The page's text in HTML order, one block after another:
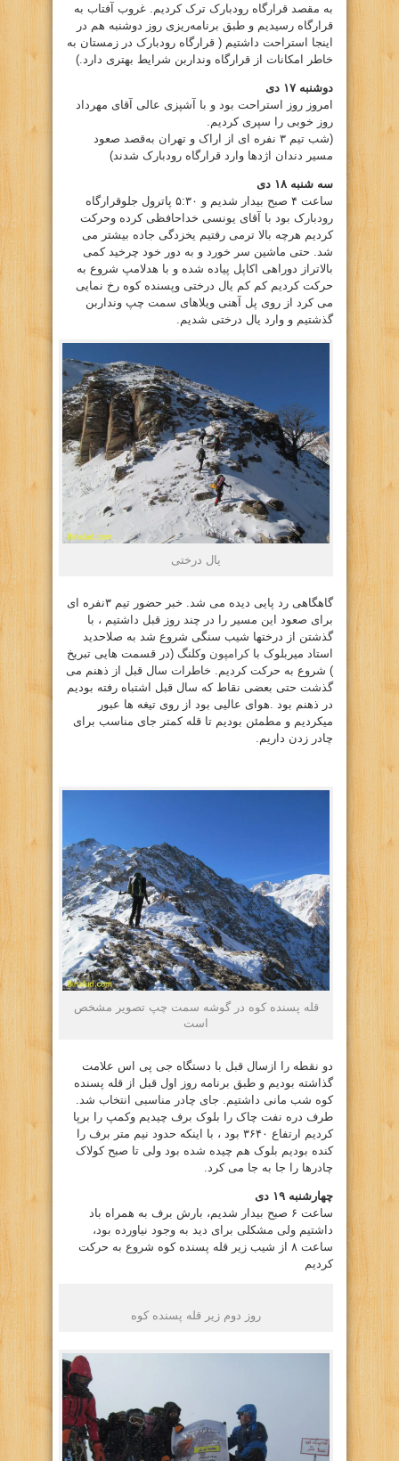
به مقصد قرارگاه رودبارک ترک کردیم. غروب آفتاب به
قرارگاه رسیدیم و طبق برنامه‌ریزی روز دوشنبه هم در
اینجا استراحت داشتیم ( قرارگاه رودبارک در زمستان به
خاطر امکانات از قرارگاه ونداربن شرایط بهتری دارد.)
دوشنبه ۱۷ دی
امروز روز استراحت بود و با آشپزی عالی آقای مهرداد
روز خوبی را سپری کردیم.
(شب تیم ۳ نفره ای از اراک و تهران به‌قصد صعود
مسیر دندان اژدها وارد قرارگاه رودبارک شدند)
سه شنبه ۱۸ دی
ساعت ۴ صبح بیدار شدیم و ۵:۳۰ پاترول جلوقرارگاه
رودبارک بود با آقای یونسی خداحافظی کرده وحرکت
کردیم هرچه بالا ترمی رفتیم یخزدگی جاده بیشتر می
شد. حتی ماشین سر خورد و به دور خود چرخید کمی
بالاتراز دوراهی اکاپل پیاده شده و با هدلامپ شروع به
حرکت کردیم کم کم یال درختی وپسنده کوه رخ نمایی
می کرد از روی پل آهنی ویلاهای سمت چپ ونداربن
گذشتیم و وارد یال درختی شدیم.
یال درختی
گاهگاهی رد پایی دیده می شد. خبر حضور تیم ۳نفره ای
برای صعود این مسیر را در چند روز قبل داشتیم ، با
گذشتن از درختها شیب سنگی شروع شد به صلاحدید
استاد میربلوک باکرامپون وکلنگ (در قسمت هایی تبریخ
) شروع به حرکت کردیم. خاطرات سال قبل از ذهنم می
گذشت حتی بعضی نقاط که سال قبل اشتباه رفته بودیم
در ذهنم بود .هوای عالیی بود از روی تیغه ها عبور
میکردیم و مطمئن بودیم تا قله کمتر جای مناسب برای
چادر زدن داریم.
قله پسنده کوه در گوشه سمت چپ تصویر مشخص
است
دو نقطه را ازسال قبل با دستگاه جی پی اس علامت
گذاشته بودیم و طبق برنامه روز اول قبل از قله پسنده
کوه شب مانی داشتیم. جای چادر مناسبی انتخاب شد.
طرف دره نفت چاک را بلوک برف چیدیم وکمپ را برپا
کردیم ارتفاع ۳۶۴۰ بود ، با اینکه حدود نیم متر برف را
کنده بودیم بلوک هم چیده شده بود ولی تا صبح کولاک
چادرها را جا به جا می کرد.
چهارشنبه ۱۹ دی
ساعت ۶ صبح بیدار شدیم، بارش برف به همراه باد
داشتیم ولی مشکلی برای دید به وجود نیاورده بود،
ساعت ۸ از شیب زیر قله پسنده کوه شروع به حرکت
کردیم
روز دوم زیر قله پسنده کوه